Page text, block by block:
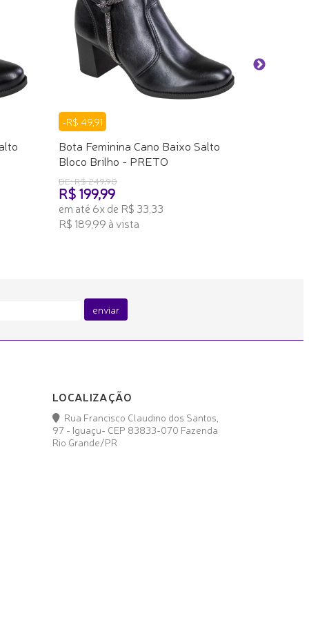
-R$ 49,91
Bota Feminina Cano Baixo Salto
Bloco Brilho - PRETO
DE: R$ 249,90
R$ 199,99
em até 6x de R$ 33,33
R$ 189,99 à vista
R$
enviar
LOCALIZAÇÃO
Rua Francisco Claudino dos Santos,
97 - Iguaçu- CEP 83833-070 Fazenda
Rio Grande/PR